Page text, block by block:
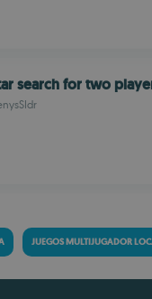
search for two
JUEGOS MULTIJUGADOR